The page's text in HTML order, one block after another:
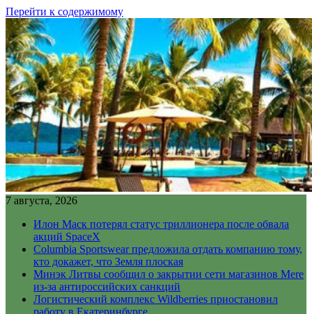
Перейти к содержимому
7 августа, 2026
Илон Маск потерял статус триллионера после обвала
акций SpaceX
Columbia Sportswear предложила отдать компанию тому,
кто докажет, что Земля плоская
Минэк Литвы сообщил о закрытии сети магазинов Mere
из-за антироссийских санкций
Логистический комплекс Wildberries приостановил
работу в Екатеринбурге